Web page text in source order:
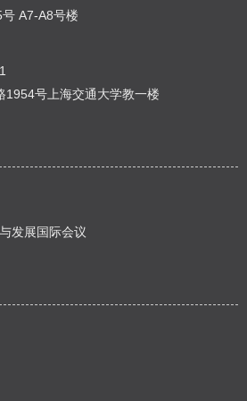
A7-A8号楼
1954号上海交通大学教一楼
发展国际会议